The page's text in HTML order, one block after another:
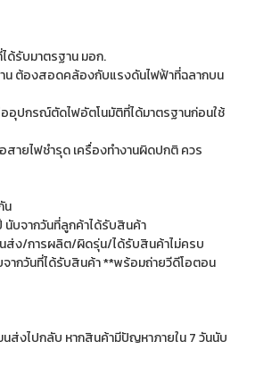
ด้รับมาตรฐาน มอก.
น ต้องสอดคล้องกับแรงดันไฟฟ้าที่ฉลากบน
อุปกรณ์ตัดไฟอัตโนมัติที่ได้มาตรฐานก่อนใช้
สายไฟชำรุด เครื่องทำงานผิดปกติ ควร
น
นับจากวันที่ลูกค้าได้รับสินค้า
ส่ง/การผลิต/ผิดรุ่น/ได้รับสินค้าไม่ครบ
จากวันที่ได้รับสินค้า **พร้อมถ่ายวีดีโอตอน
ส่งไปกลับ หากสินค้ามีปัญหาภายใน 7 วันนับ